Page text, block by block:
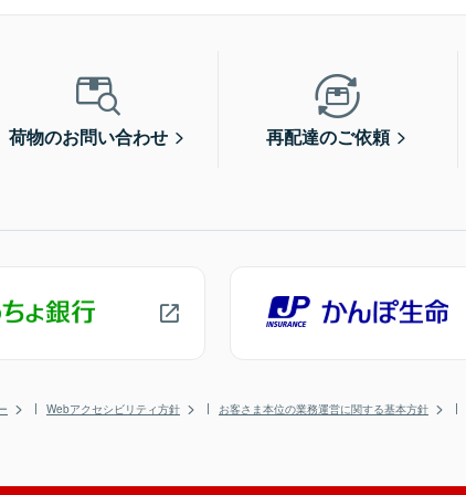
荷物のお問い合わせ 再配達のご依頼
Webアクセシビリティ方針 お客さま本位の業務運営に関する基本方針